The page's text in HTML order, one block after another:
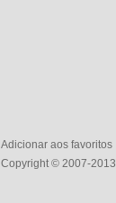
Adicionar aos favoritos
Copyright © 2007-2013